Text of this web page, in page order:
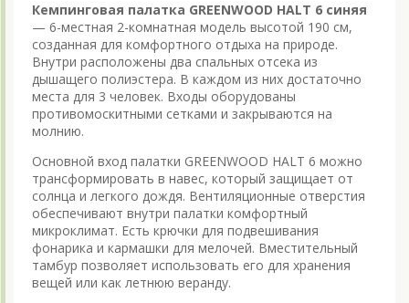
Кемпинговая палатка GREENWOOD HALT 6 синяя
— 6-местная 2-комнатная модель высотой 190 см,
созданная для комфортного отдыха на природе.
Внутри расположены два спальных отсека из
дышащего полиэстера. В каждом из них достаточно
места для 3 человек. Входы оборудованы
противомоскитными сетками и закрываются на
молнию.
Основной вход палатки GREENWOOD HALT 6 можно
трансформировать в навес, который защищает от
солнца и легкого дождя. Вентиляционные отверстия
обеспечивают внутри палатки комфортный
микроклимат. Есть крючки для подвешивания
фонарика и кармашки для мелочей. Вместительный
тамбур позволяет использовать его для хранения
вещей или как летнюю веранду.